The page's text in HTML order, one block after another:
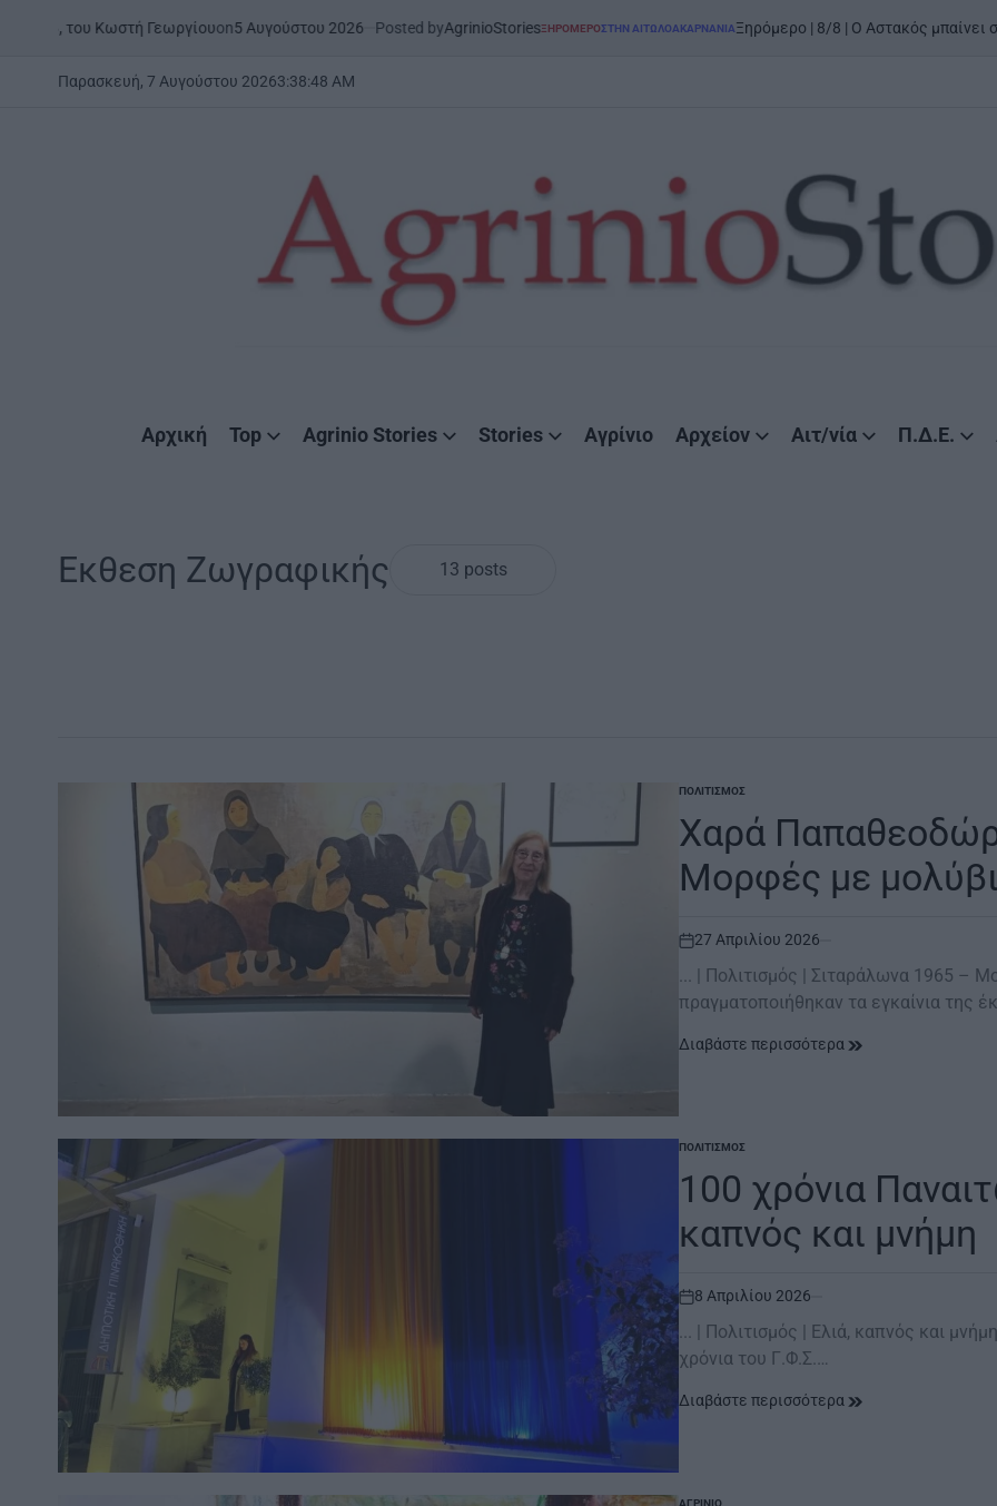
Γεωργίουon5 Αυγούστου 2026 Posted by AgrinioStoriesPOSTED
ΞΗΡΟΜΕΡΟΣΤΗΝ ΑΙΤΩΛΟΑΚΑΡΝΑΝΊΑΞηρόμερο | 8/8 | Ο Αστακός μπαίνει στον χορόon5
Παρασκευή, 7 Αυγούστου 20263:38:50 AM
Αρχική Top Agrinio Stories Stories Αγρίνιο Αρχείον Αιτ/νία Π.Δ.Ε.
Εκθεση Ζωγραφικής 13 posts
POSTED
ΠΟΛΙΤΙΣΜΌΣ
Χαρά
Μορφές με
on
27 Απριλίου 2026
... | Πολιτισμός | Σιταράλωνα 1965 –
πραγματοποιήθηκαν τα εγκαίνια της
Διαβάστε περισσότερα
POSTED
ΠΟΛΙΤΙΣΜΌΣ
100 χρόνια
καπνός και μνήμη
on
8 Απριλίου 2026
... | Πολιτισμός | Ελιά, καπνός και
χρόνια του Γ.Φ.Σ.…
Διαβάστε περισσότερα
ΑΓΡΊΝΙΟ